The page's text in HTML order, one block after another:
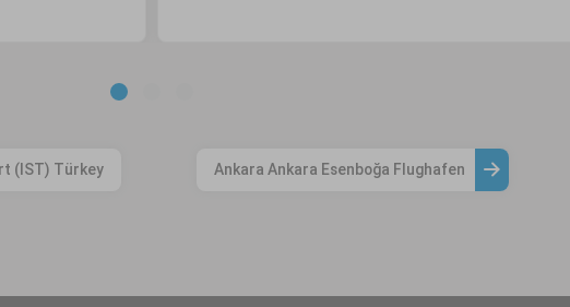
(IST) Türkey Ankara Ankara Esenboğa Flughafen